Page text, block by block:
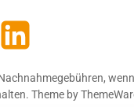
Theme by